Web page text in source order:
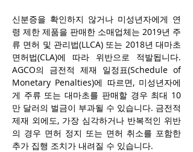
신분증을 확인하지 않거나 미성년자에게 연
령 제한 제품을 판매한 소매업체는 2019년 주
류 면허 및 관리법(LLCA) 또는 2018년 대마초
면허법(CLA)에 따라 위반으로 적발됩니다.
AGCO의 금전적 제재 일정표(Schedule of
Monetary Penalties)에 따르면, 미성년자에
게 주류 또는 대마초를 판매할 경우 최대 10
만 달러의 벌금이 부과될 수 있습니다. 금전적
제재 외에도, 가장 심각하거나 반복적인 위반
의 경우 면허 정지 또는 면허 취소를 포함한
추가 집행 조치가 내려질 수 있습니다.